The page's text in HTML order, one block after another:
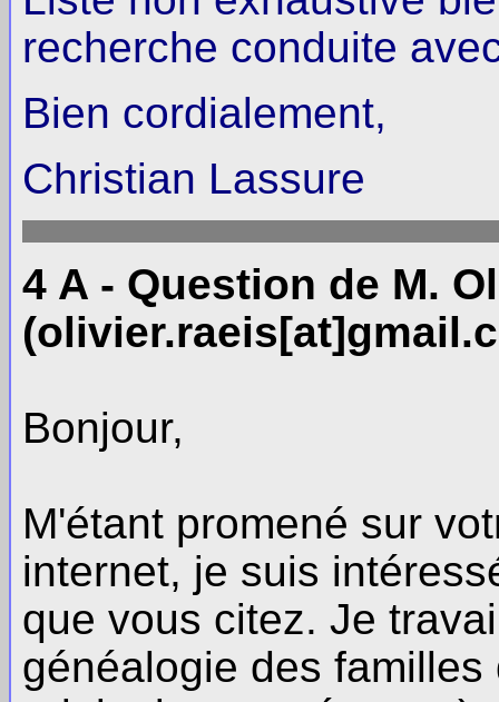
recherche conduite
Bien cordialement,
Christian Lassure
4 A - Question de M.
Bonjour,
M'étant promené sur
internet, je suis
que vous citez. Je
généalogie des